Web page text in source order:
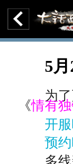
5
为了更
《情有
开服
预约
多线